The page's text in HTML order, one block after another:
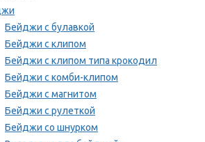
Бейджи с булавкой
Бейджи с клипом
Бейджи с клипом типа крокодил
Бейджи с комби-клипом
Бейджи с магнитом
Бейджи с рулеткой
Бейджи со шнурком